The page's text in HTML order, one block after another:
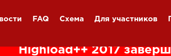
FAQ Схема Для участников
Highload++ 2017